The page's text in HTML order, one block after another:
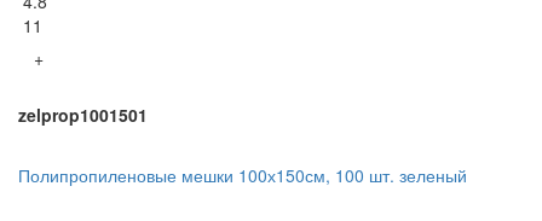
11
+
zelprop1001501
Полипропиленовые мешки 100х150см, 100 шт. зеленый